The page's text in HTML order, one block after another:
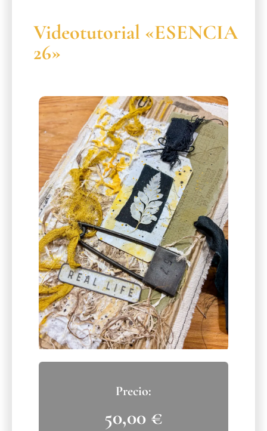
Videotutorial «ESENCIA
26»
50,00 €